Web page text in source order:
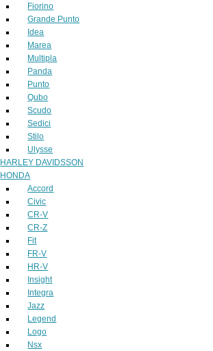
Fiorino
Grande Punto
Idea
Marea
Multipla
Panda
Punto
Qubo
Scudo
Sedici
Stilo
Ulysse
HARLEY DAVIDSSON
HONDA
Accord
Civic
CR-V
CR-Z
Fit
FR-V
HR-V
Insight
Integra
Jazz
Legend
Logo
Nsx